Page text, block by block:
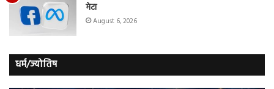
मेटा
August 6, 2026
धर्म/ज्योतिष